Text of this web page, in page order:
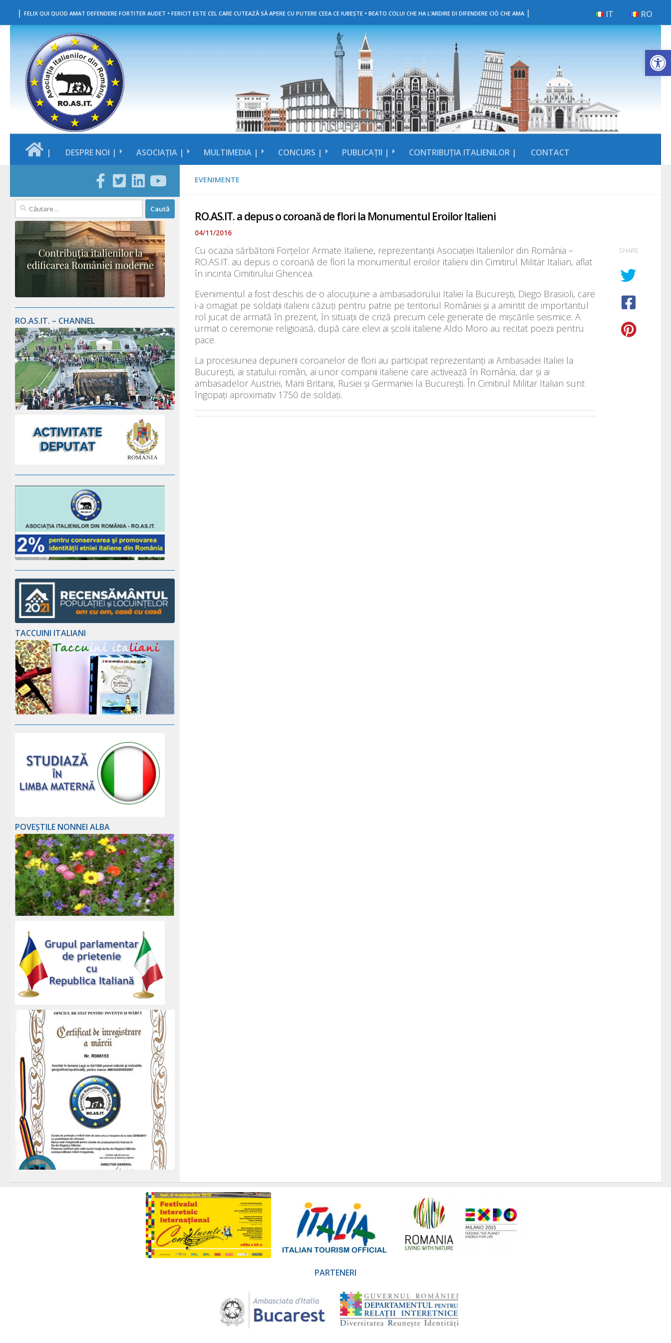
Skip to content
| FELIX QUI QUOD AMAT DEFENDERE FORTITER AUDET • FERICIT ESTE CEL CARE CUTEAZĂ SĂ APERE CU PUTERE CEEA CE IUBEȘTE • BEATO COLUI CHE HA L’ARDIRE DI DIFENDERE CIÒ CHE AMA | RO
IT
| DESPRE NOI | ASOCIAȚIA | MULTIMEDIA | CONCURS | PUBLICAȚII | CONTRIBUȚIA ITALIENILOR | CONTACT
EVENIMENTE
RO.AS.IT. a depus o coroană de flori la Monumentul Eroilor Italieni
04/11/2016
Cu ocazia sărbătorii Forțelor Armate Italiene, reprezentanții Asociației Italienilor din România –
RO.AS.IT. au depus o coroană de flori la monumentul eroilor italieni din Cimitirul Militar Italian, aflat
în incinta Cimitirului Ghencea.
Evenimentul a fost deschis de o alocuţiune a ambasadorului Italiei la Bucureşti, Diego Brasioli, care
i-a omagiat pe soldaţii italieni căzuţi pentru patrie pe teritoriul României și a amintit de importantul
rol jucat de armată în prezent, în situații de criză precum cele generate de mișcările seismice. A
urmat o ceremonie religioasă, după care elevi ai școlii italiene Aldo Moro au recitat poezii pentru
pace.
La procesiunea depunerii coroanelor de flori au participat reprezentanţi ai Ambasadei Italiei la
Bucureşti, ai statului român, ai unor companii italiene care activează în România, dar şi ai
ambasadelor Austriei, Marii Britanii, Rusiei şi Germaniei la Bucureşti. În Cimitirul Militar Italian sunt
îngopaţi aproximativ 1750 de soldaţi.
SHARE
Caută
RO.AS.IT. – CHANNEL
TACCUINI ITALIANI
POVEȘTILE NONNEI ALBA
PARTENERI